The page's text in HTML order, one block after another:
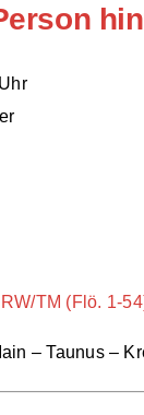
RW/TM (Flö. 1-
– Taunus –